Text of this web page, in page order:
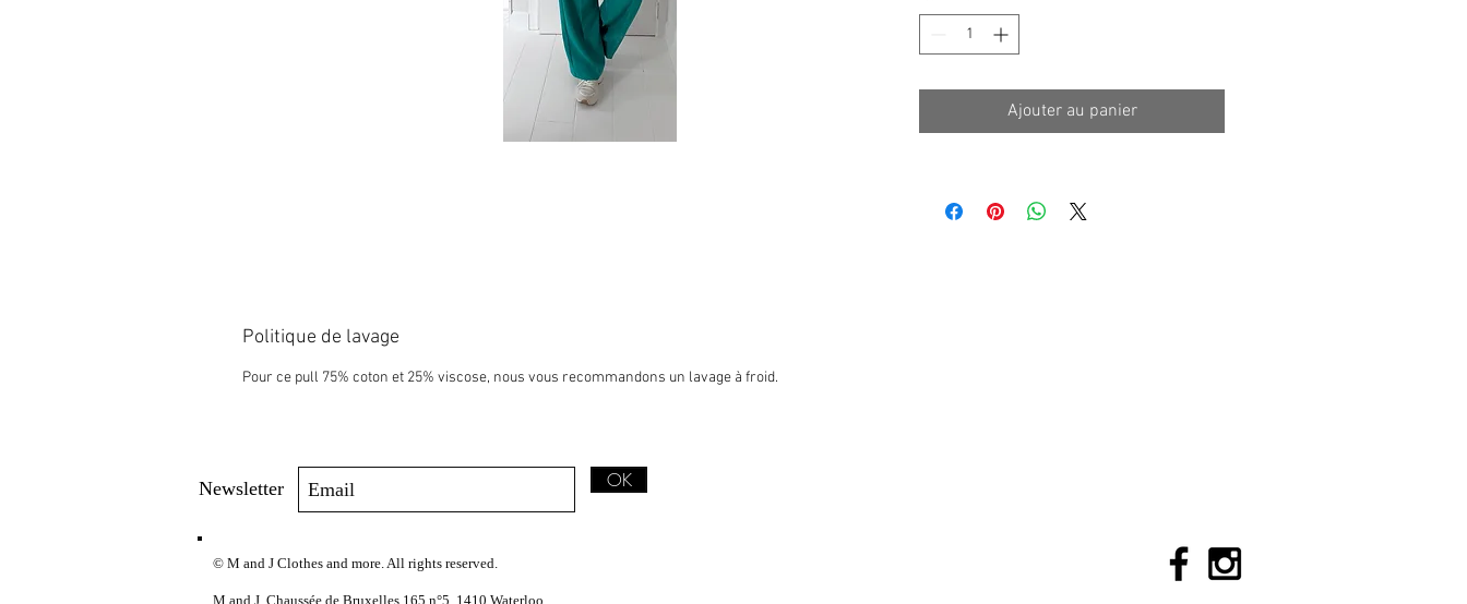
Ajouter au panier
Politique de lavage
Pour ce pull 75% coton et 25% viscose, nous vous recommandons un lavage à froid.
Newsletter OK
© M and J Clothes and more. All rights reserved.
M and J, Chaussée de Bruxelles 165 n°5, 1410 Waterloo